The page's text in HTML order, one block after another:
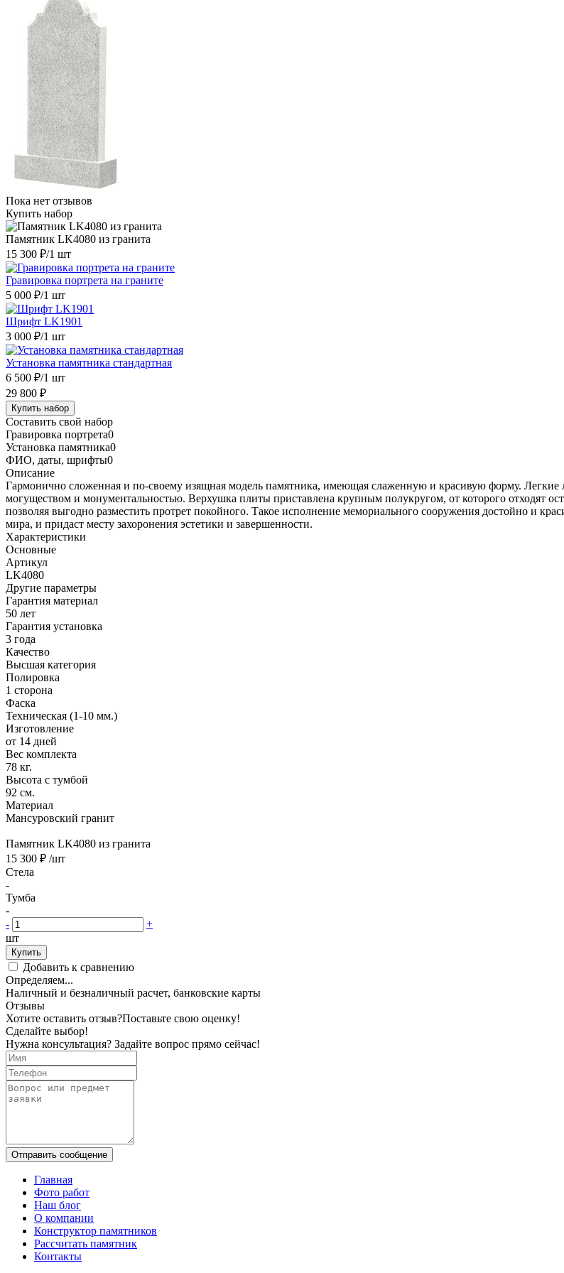
Пока нет отзывов
Купить набор
Памятник LK4080 из гранита
15 300 ₽/1 шт
Гравировка портрета на граните
5 000 ₽/1 шт
Шрифт LK1901
3 000 ₽/1 шт
Установка памятника стандартная
6 500 ₽/1 шт
29 800 ₽
Купить набор
Составить свой набор
Гравировка портрета0
Установка памятника0
ФИО, даты, шрифты0
Описание
Гармонично сложенная и по-своему изящная модель памятника, имеющая слаженную и красивую форму.
могуществом и монументальностью. Верхушка плиты приставлена крупным полукругом, от которого отходят
позволяя выгодно разместить протрет покойного. Такое исполнение мемориального сооружения достойно и
мира, и придаст месту захоронения эстетики и завершенности.
Характеристики
Основные
Артикул
LK4080
Другие параметры
Гарантия материал
50 лет
Гарантия установка
3 года
Качество
Высшая категория
Полировка
1 сторона
Фаска
Техническая (1-10 мм.)
Изготовление
от 14 дней
Вес комплекта
78 кг.
Высота с тумбой
92 см.
Материал
Мансуровский гранит
Памятник LK4080 из гранита
15 300 ₽ /шт
Стела
-
Тумба
-
-
+
шт
Купить
Добавить к сравнению
Определяем...
Наличный и безналичный расчет, банковские карты
Отзывы
Хотите оставить отзыв?Поставьте свою оценку!
Сделайте выбор!
Нужна консультация? Задайте вопрос прямо сейчас!
Отправить сообщение
Главная
Фото работ
Наш блог
О компании
Конструктор памятников
Рассчитать памятник
Контакты